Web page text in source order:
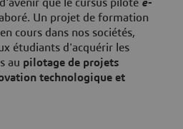
que le cursus pilote e-
Un projet de formation
cours dans nos sociétés,
étudiants d'acquérir les
au pilotage de projets
technologique et